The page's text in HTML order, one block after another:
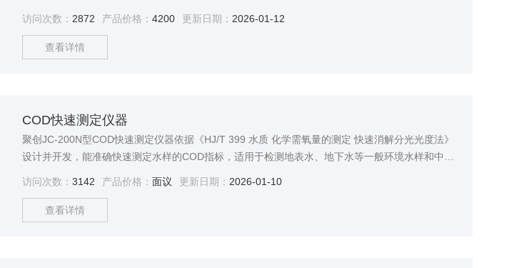
访问次数： 2872 产品价格：4200 更新日期： 2026-01-12
查看详情
COD快速测定仪器
聚创JC-200N型COD快速测定仪器依据《HJ/T 399 水质 化学需氧量的测定 快速消解分光光度法》
设计并开发，能准确快速测定水样的COD指标，适用于检测地表水、地下水等一般环境水样和中轻
访问次数：3142 产品价格：面议 更新日期： 2026-01-10
查看详情